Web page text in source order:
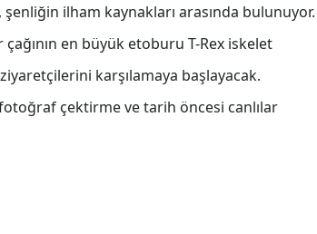
ilham kaynakları arasında bulunuyor.
en büyük etoburu T-Rex iskelet
karşılamaya başlayacak.
çektirme ve tarih öncesi canlılar